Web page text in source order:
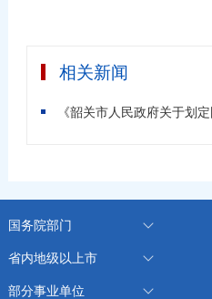
相关新闻
国务院部门
省内地级以上市
部分事业单位